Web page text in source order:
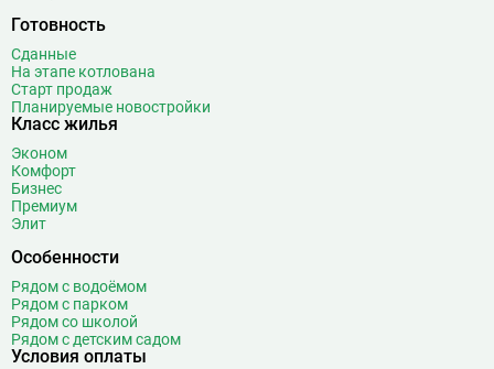
Готовность
Сданные
На этапе котлована
Старт продаж
Планируемые новостройки
Класс жилья
Эконом
Комфорт
Бизнес
Премиум
Элит
Особенности
Рядом с водоёмом
Рядом с парком
Рядом со школой
Рядом с детским садом
Условия оплаты